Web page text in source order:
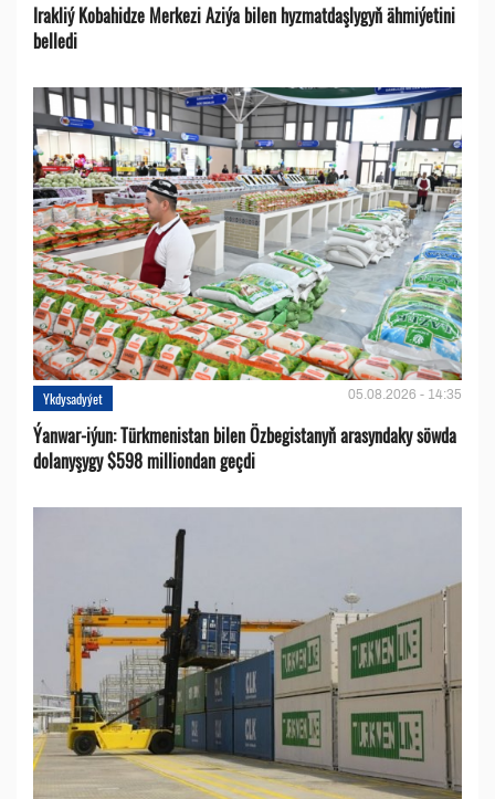
Irakliý Kobahidze Merkezi Aziýa bilen hyzmatdaşlygyň ähmiýetini
belledi
Ykdysadyýet 05.08.2026 - 14:35
Ýanwar-iýun: Türkmenistan bilen Özbegistanyň arasyndaky söwda
dolanyşygy $598 milliondan geçdi